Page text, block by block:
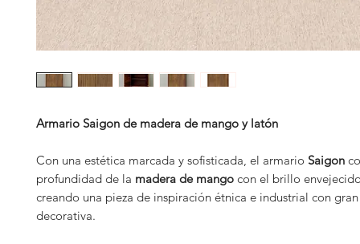
Armario Saigon de madera de mango y latón
Con una estética marcada y sofisticada, el armario Saigon
profundidad de la madera de mango con el brillo
creando una pieza de inspiración étnica e industrial con
decorativa.